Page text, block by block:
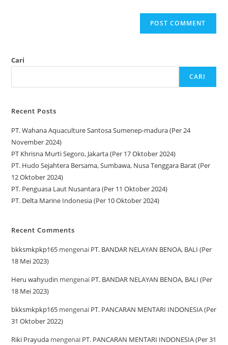
Cari
CARI
Recent Posts
PT. Wahana Aquaculture Santosa Sumenep-madura (Per 24
November 2024)
PT Khrisna Murti Segoro, Jakarta (Per 17 Oktober 2024)
PT. Hudo Sejahtera Bersama, Sumbawa, Nusa Tenggara Barat (Per
12 Oktober 2024)
PT. Penguasa Laut Nusantara (Per 11 Oktober 2024)
PT. Delta Marine Indonesia (Per 10 Oktober 2024)
Recent Comments
bkksmkpkp165 mengenai PT. BANDAR NELAYAN BENOA, BALI (Per
18 Mei 2023)
Heru wahyudin mengenai PT. BANDAR NELAYAN BENOA, BALI (Per
18 Mei 2023)
bkksmkpkp165 mengenai PT. PANCARAN MENTARI INDONESIA (Per
31 Oktober 2022)
Riki Prayuda mengenai PT. PANCARAN MENTARI INDONESIA (Per 31